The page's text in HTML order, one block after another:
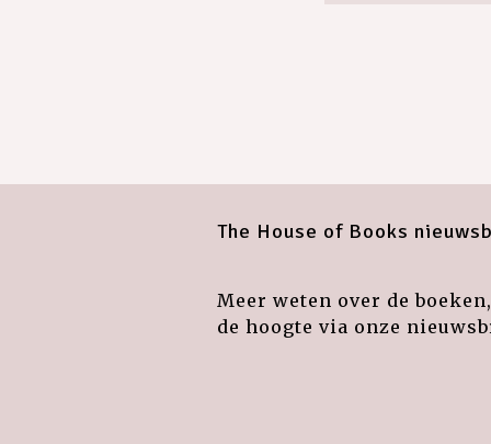
The House of Books
Meer weten over de
de hoogte via onze